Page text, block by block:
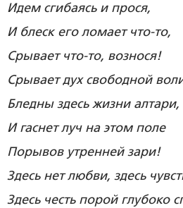
Идем сгибаясь и прося,
И блеск его ломает что-то,
Срывает что-то, вознося!
Срывает дух свободной
Бледны здесь жизни алтари,
И гаснет луч на этом поле
Порывов утренней зари!
Здесь нет любви, здесь
Здесь честь порой глубоко